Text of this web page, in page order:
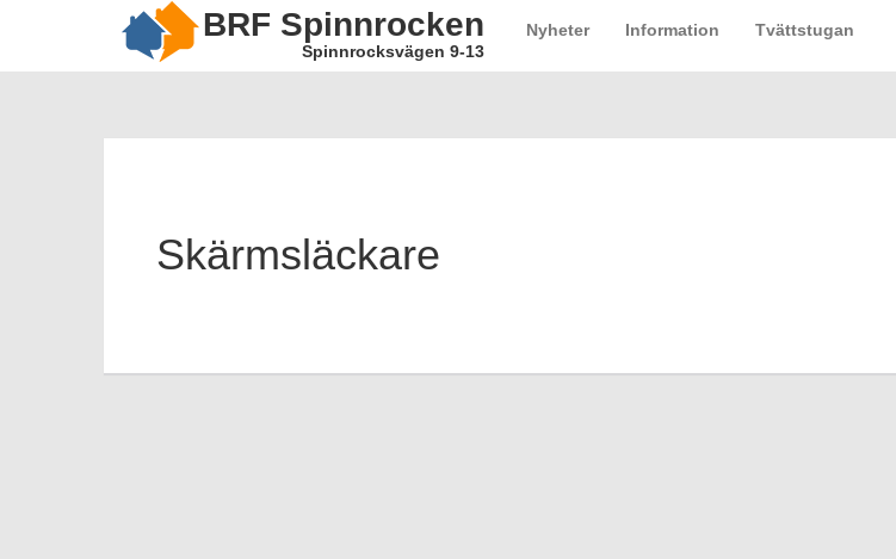
BRF Spinnrocken
Spinnrocksvägen 9-13
Nyheter Information Tvättstugan
Skärmsläckare